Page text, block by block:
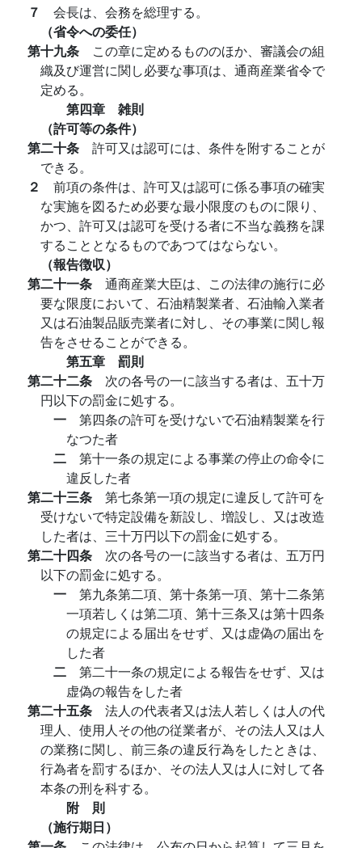
７ 会長は、会務を総理する。
（省令への委任）
第十九条 この章に定めるもののほか、審議会の組
織及び運営に関し必要な事項は、通商産業省令で
定める。
第四章 雑則
（許可等の条件）
第二十条 許可又は認可には、条件を附することが
できる。
２ 前項の条件は、許可又は認可に係る事項の確実
な実施を図るため必要な最小限度のものに限り、
かつ、許可又は認可を受ける者に不当な義務を課
することとなるものであつてはならない。
（報告徴収）
第二十一条 通商産業大臣は、この法律の施行に必
要な限度において、石油精製業者、石油輸入業者
又は石油製品販売業者に対し、その事業に関し報
告をさせることができる。
第五章 罰則
第二十二条 次の各号の一に該当する者は、五十万
円以下の罰金に処する。
一 第四条の許可を受けないで石油精製業を行
なつた者
二 第十一条の規定による事業の停止の命令に
違反した者
第二十三条 第七条第一項の規定に違反して許可を
受けないで特定設備を新設し、増設し、又は改造
した者は、三十万円以下の罰金に処する。
第二十四条 次の各号の一に該当する者は、五万円
以下の罰金に処する。
一 第九条第二項、第十条第一項、第十二条第
一項若しくは第二項、第十三条又は第十四条
の規定による届出をせず、又は虚偽の届出を
した者
二 第二十一条の規定による報告をせず、又は
虚偽の報告をした者
第二十五条 法人の代表者又は法人若しくは人の代
理人、使用人その他の従業者が、その法人又は人
の業務に関し、前三条の違反行為をしたときは、
行為者を罰するほか、その法人又は人に対して各
本条の刑を科する。
附 則
（施行期日）